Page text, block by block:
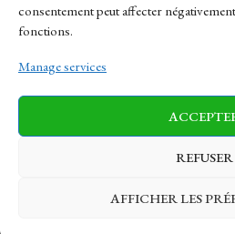
consentement peut affecter
fonctions.
Manage services
REFUSER
AFFICHER LES
Sitemap
News Finance-
Business Tech Health
© 1997-2026 - lepolitique.net.